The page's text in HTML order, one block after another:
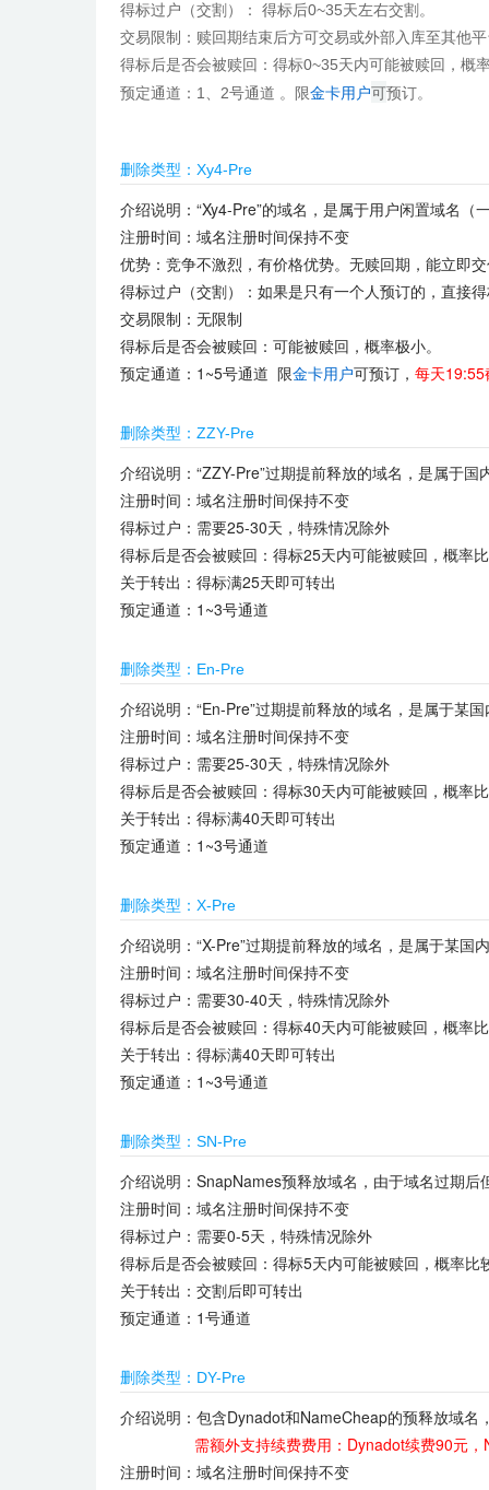
得标过户（交割）： 得标后0~35天左右交割。
交易限制：赎回期结束后方可交易或外部入库至其他
得标后是否会被赎回： 得标0~35天内可能被赎回，概
预定通道： 1、2号通道 。 限金卡用户可预订。
删除类型：Xy4-Pre
介绍说明：“Xy4-Pre”的域名，是属于用户闲置域名
注册时间：域名注册时间保持不变
优势：竞争不激烈，有价格优势。无赎回期，能立即
得标过户（交割）：如果是只有一个人预订的，直接
交易限制：无限制
得标后是否会被赎回：可能被赎回，概率极小。
预定通道：1~5号通道 限金卡用户可预订， 每天
删除类型：ZZY-Pre
介绍说明：“ZZY-Pre”过期提前释放的域名，是属于
注册时间：域名注册时间保持不变
得标过户：需要25-30天，特殊情况除外
得标后是否会被赎回：得标25天内可能被赎回，概率
关于转出：得标满25天即可转出
预定通道：1~3号通道
删除类型：En-Pre
介绍说明：“En-Pre”过期提前释放的域名，是属于某
注册时间：域名注册时间保持不变
得标过户：需要25-30天，特殊情况除外
得标后是否会被赎回：得标30天内可能被赎回，概率
关于转出：得标满40天即可转出
预定通道：1~3号通道
删除类型：X-Pre
介绍说明：“X-Pre”过期提前释放的域名，是属于某
注册时间：域名注册时间保持不变
得标过户：需要30-40天，特殊情况除外
得标后是否会被赎回：得标40天内可能被赎回，概率
关于转出：得标满40天即可转出
预定通道：1~3号通道
删除类型：SN-Pre
介绍说明：SnapNames预释放域名，由于域名过期
注册时间：域名注册时间保持不变
得标过户：需要0-5天，特殊情况除外
得标后是否会被赎回：得标5天内可能被赎回，概率比
关于转出：交割后即可转出
预定通道：1号通道
删除类型：DY-Pre
介绍说明：包含Dynadot和NameCheap的预释放域
需额外支持续费费用： Dynadot续费90元，
注册时间：域名注册时间保持不变